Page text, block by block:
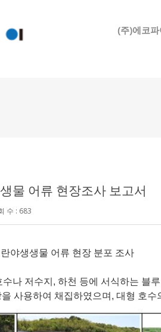
(주)에코파
물 어류 현장조사 보고서
수 : 683
야생생물 어류 현장 분포 조사
나 저수지 , 하천 등에 서식하는 블
사용하여 채집하였으며 , 대형 호수